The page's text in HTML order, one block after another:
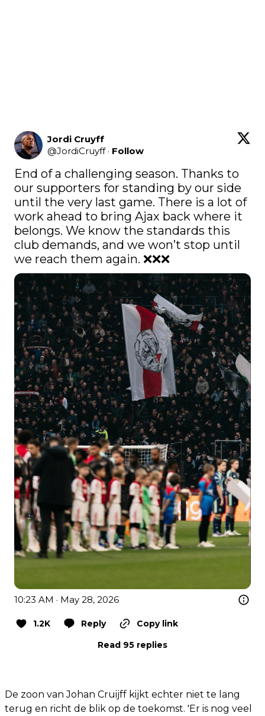
Jordi Cruyff
@JordiCruyff · Follow
End of a challenging season. Thanks to
our supporters for standing by our side
until the very last game. There is a lot of
work ahead to bring Ajax back where it
belongs. We know the standards this
club demands, and we won’t stop until
we reach them again. ❌❌❌
10:23 AM · May 28, 2026
1.2K Reply
Copy link
Read 95 replies
De zoon van Johan Cruijff kijkt echter niet te lang
terug en richt de blik op de toekomst. 'Er is nog veel